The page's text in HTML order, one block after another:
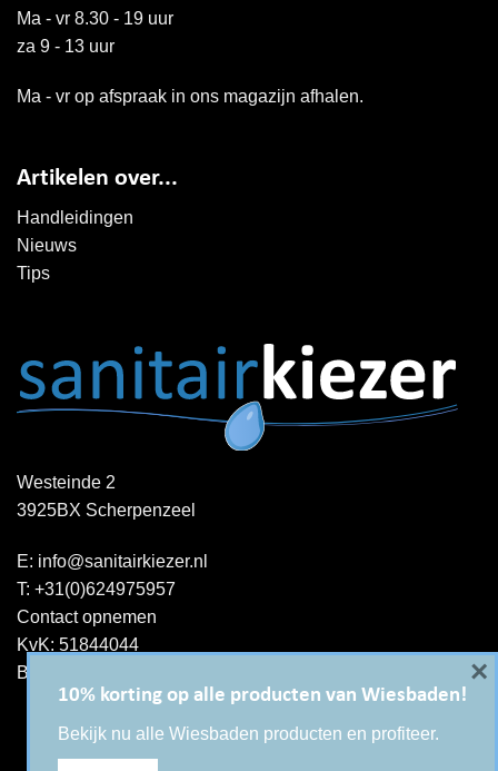
Ma - vr 8.30 - 19 uur
za 9 - 13 uur
Ma - vr op afspraak in ons magazijn afhalen.
Artikelen over...
Handleidingen
Nieuws
Tips
Westeinde 2
3925BX Scherpenzeel
E: info@sanitairkiezer.nl
T: +31(0)624975957
Contact opnemen
KvK: 51844044
BTW-ID : NL001344060B15
10% korting op alle producten van Wiesbaden!
Bekijk nu alle Wiesbaden producten en profiteer.
×